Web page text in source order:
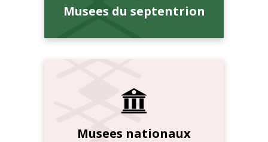
Musees du septentrion
Musees nationaux